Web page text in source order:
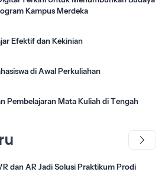
Kampus Merdeka
Efektif dan Kekinian
di Awal Perkuliahan
Pembelajaran Mata Kuliah di Tengah
dan AR Jadi Solusi Praktikum Prodi